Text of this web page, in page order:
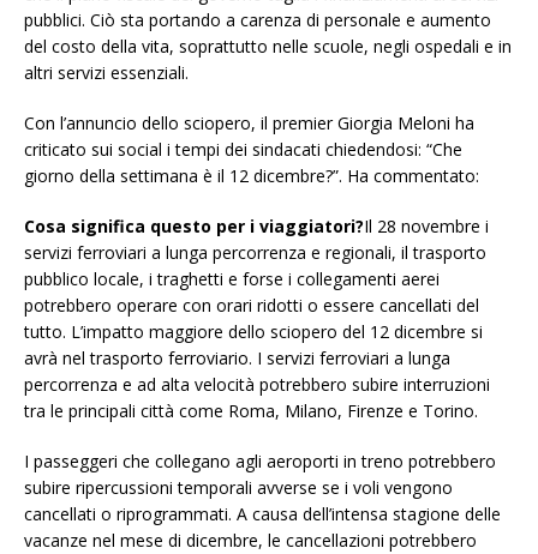
pubblici. Ciò sta portando a carenza di personale e aumento
del costo della vita, soprattutto nelle scuole, negli ospedali e in
altri servizi essenziali.
Con l’annuncio dello sciopero, il premier Giorgia Meloni ha
criticato sui social i tempi dei sindacati chiedendosi: “Che
giorno della settimana è il 12 dicembre?”. Ha commentato:
Cosa significa questo per i viaggiatori?Il 28 novembre i
servizi ferroviari a lunga percorrenza e regionali, il trasporto
pubblico locale, i traghetti e forse i collegamenti aerei
potrebbero operare con orari ridotti o essere cancellati del
tutto. L’impatto maggiore dello sciopero del 12 dicembre si
avrà nel trasporto ferroviario. I servizi ferroviari a lunga
percorrenza e ad alta velocità potrebbero subire interruzioni
tra le principali città come Roma, Milano, Firenze e Torino.
I passeggeri che collegano agli aeroporti in treno potrebbero
subire ripercussioni temporali avverse se i voli vengono
cancellati o riprogrammati. A causa dell’intensa stagione delle
vacanze nel mese di dicembre, le cancellazioni potrebbero